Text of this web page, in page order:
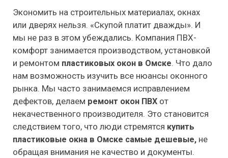
Экономить на строительных материалах, окнах
или дверях нельзя. «Скупой платит дважды». И
мы не раз в этом убеждались. Компания ПВХ-
комфорт занимается производством, установкой
и ремонтом пластиковых окон в Омске. Что дало
нам возможность изучить все нюансы оконного
рынка. Мы часто занимаемся исправлением
дефектов, делаем ремонт окон ПВХ от
некачественного производителя. Это становится
следствием того, что люди стремятся купить
пластиковые окна в Омске самые дешевые, не
обращая внимания не качество и документы.